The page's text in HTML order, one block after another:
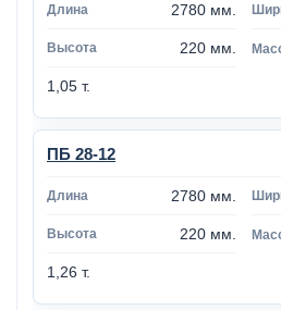
2780 мм.
220 мм.
1,05 т.
ПБ 28-12
2780 мм.
220 мм.
1,26 т.